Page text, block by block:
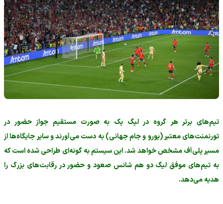
‫تیم‌های برتر هر گروه در لیگ یک به صورت مستقیم جواز حضور در
تورنمنت‌های معتبر (یورو و جام جهانی) به دست می‌آورند و سایر جایگاه‌ها از
مسیر پلی‌آف مشخص خواهد شد. این سیستم به گونه‌ای طراحی شده است که
به تیم‌های موفق لیگ دو هم شانس صعود و حضور در رقابت‌های بزرگ را
هدیه می‌دهد.